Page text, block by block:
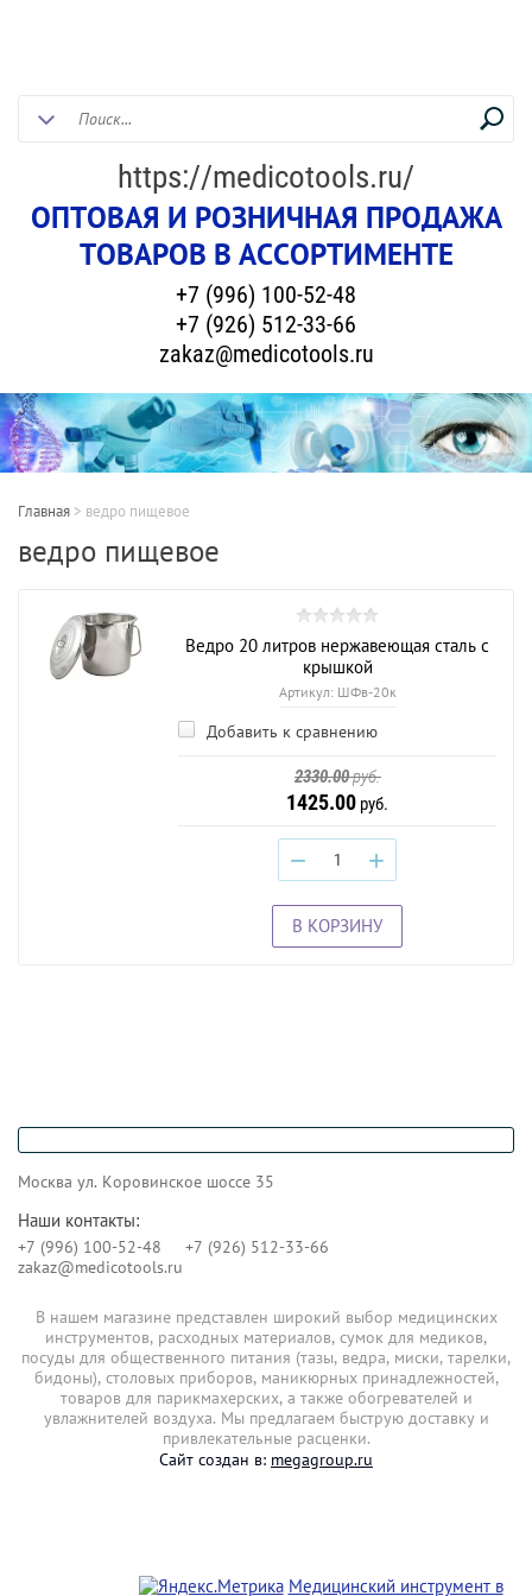
https://medicotools.ru/
ОПТОВАЯ И РОЗНИЧНАЯ ПРОДАЖА
ТОВАРОВ В АССОРТИМЕНТЕ
+7 (996) 100-52-48
+7 (926) 512-33-66
zakaz@medicotools.ru
Главная > ведро пищевое
ведро пищевое
Ведро 20 литров нержавеющая сталь с
крышкой
Артикул:ШФв-20к
Добавить к сравнению
2330.00руб.
1425.00 руб.
− +
В КОРЗИНУ
Москва ул. Коровинское шоссе 35
Наши контакты:
+7 (996) 100-52-48
+7 (926) 512-33-66
zakaz@medicotools.ru
В нашем магазине представлен широкий выбор медицинских
инструментов, расходных материалов, сумок для медиков,
посуды для общественного питания (тазы, ведра, миски, тарелки,
бидоны), столовых приборов, маникюрных принадлежностей,
товаров для парикмахерских, а также обогревателей и
увлажнителей воздуха. Мы предлагаем быструю доставку и
привлекательные расценки.
Сайт создан в: megagroup.ru
Медицинский инструмент в